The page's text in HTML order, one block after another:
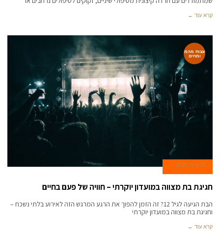
קרא עוד ←
עצות מהמ
ומחים
17 ביוני 2025
חגיגת בת מצווה במועדון יוקרתי – חוויה של פעם בחיים
הבת הגיעה לגיל 12? זה הזמן להפוך את הרגע המרגש הזה לאירוע בלתי נשכח –
וחגיגת בת מצווה במועדון יוקרתי
קרא עוד ←